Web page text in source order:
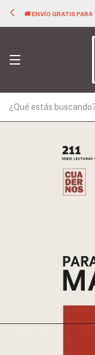
🚚 ENVÍO GRATIS